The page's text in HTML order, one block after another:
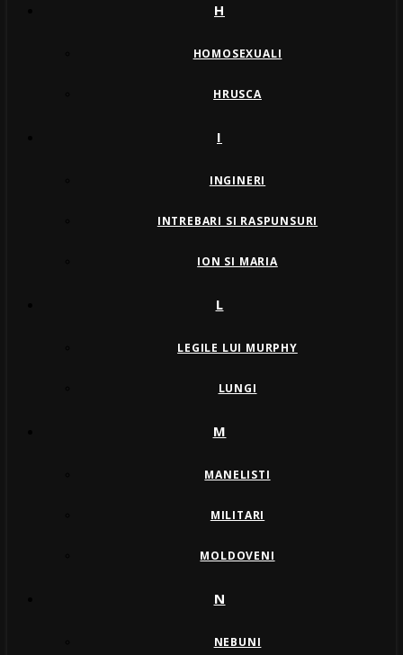
H
HOMOSEXUALI
HRUSCA
I
INGINERI
INTREBARI SI RASPUNSURI
ION SI MARIA
L
LEGILE LUI MURPHY
LUNGI
M
MANELISTI
MILITARI
MOLDOVENI
N
NEBUNI